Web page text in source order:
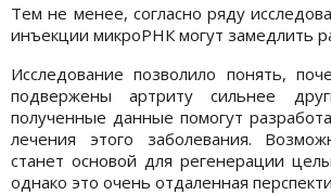
Тем не менее, согласно ряду
инъекции микроРНК могут замедлить
Исследование позволило понять,
подвержены артриту сильнее
полученные данные помогут
лечения этого заболевания.
станет основой для регенерации
однако это очень отдаленная